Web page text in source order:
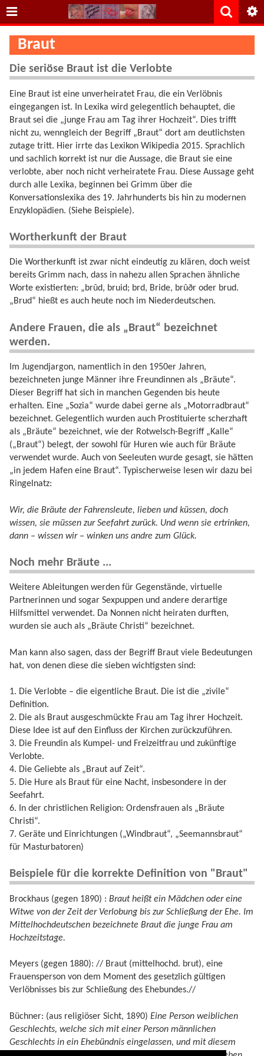
Braut
Die seriöse Braut ist die Verlobte
Eine Braut ist eine unverheiratet Frau, die ein Verlöbnis
eingegangen ist. In Lexika wird gelegentlich behauptet, die
Braut sei die „junge Frau am Tag ihrer Hochzeit“. Dies trifft
nicht zu, wenngleich der Begriff „Braut“ dort am deutlichsten
zutage tritt. Hier irrte das Lexikon Wikipedia 2015. Sprachlich
und sachlich korrekt ist nur die Aussage, die Braut sie eine
verlobte, aber noch nicht verheiratete Frau. Diese Aussage geht
durch alle Lexika, beginnen bei Grimm über die
Konversationslexika des 19. Jahrhunderts bis hin zu modernen
Enzyklopädien. (Siehe Beispiele).
Wortherkunft der Braut
Die Wortherkunft ist zwar nicht eindeutig zu klären, doch weist
bereits Grimm nach, dass in nahezu allen Sprachen ähnliche
Worte existierten: „brûd, bruid; br­d, Bride, brûðr oder brud.
„Brud“ hießt es auch heute noch im Niederdeutschen.
Andere Frauen, die als „Braut“ bezeichnet
werden.
Im Jugendjargon, namentlich in den 1950er Jahren,
bezeichneten junge Männer ihre Freundinnen als „Bräute“.
Dieser Begriff hat sich in manchen Gegenden bis heute
erhalten. Eine „Sozia“ wurde dabei gerne als „Motorradbraut“
bezeichnet. Gelegentlich wurden auch Prostituierte scherzhaft
als „Bräute“ bezeichnet, wie der Rotwelsch-Begriff „Kalle“
(„Braut“) belegt, der sowohl für Huren wie auch für Bräute
verwendet wurde. Auch von Seeleuten wurde gesagt, sie hätten
„in jedem Hafen eine Braut“. Typischerweise lesen wir dazu bei
Ringelnatz:
Wir, die Bräute der Fahrensleute, lieben und küssen, doch
wissen, sie müssen zur Seefahrt zurück. Und wenn sie ertrinken,
dann – wissen wir – winken uns andre zum Glück.
Noch mehr Bräute ...
Weitere Ableitungen werden für Gegenstände, virtuelle
Partnerinnen und sogar Sexpuppen und andere derartige
Hilfsmittel verwendet. Da Nonnen nicht heiraten durften,
wurden sie auch als „Bräute Christi“ bezeichnet.
Man kann also sagen, dass der Begriff Braut viele Bedeutungen
hat, von denen diese die sieben wichtigsten sind:
1. Die Verlobte – die eigentliche Braut. Die ist die „zivile“
Definition.
2. Die als Braut ausgeschmückte Frau am Tag ihrer Hochzeit.
Diese Idee ist auf den Einfluss der Kirchen zurückzuführen.
3. Die Freundin als Kumpel- und Freizeitfrau und zukünftige
Verlobte.
4. Die Geliebte als „Braut auf Zeit“.
5. Die Hure als Braut für eine Nacht, insbesondere in der
Seefahrt.
6. In der christlichen Religion: Ordensfrauen als „Bräute
Christi“.
7. Geräte und Einrichtungen („Windbraut“, „Seemannsbraut“
für Masturbatoren)
Beispiele für die korrekte Definition von "Braut"
Brockhaus (gegen 1890) : Braut heißt ein Mädchen oder eine
Witwe von der Zeit der Verlobung bis zur Schließung der Ehe. Im
Mittelhochdeutschen bezeichnete Braut die junge Frau am
Hochzeitstage.
Meyers (gegen 1880): // Braut (mittelhochd. brut), eine
Frauensperson von dem Moment des gesetzlich gültigen
Verlöbnisses bis zur Schließung des Ehebundes.//
Büchner: (aus religiöser Sicht, 1890) Eine Person weiblichen
Geschlechts, welche sich mit einer Person männlichen
Geschlechts in ein Ehebündnis eingelassen, und mit diesem